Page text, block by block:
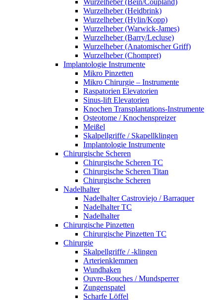
Wurzelheber (Bein/Coupland)
Wurzelheber (Heidbrink)
Wurzelheber (Hylin/Kopp)
Wurzelheber (Warwick-James)
Wurzelheber (Barry/Lecluse)
Wurzelheber (Anatomischer Griff)
Wurzelheber (Chompret)
Implantologie Instrumente
Mikro Pinzetten
Mikro Chirurgie – Instrumente
Raspatorien Elevatorien
Sinus-lift Elevatorien
Knochen Transplantations-Instrumente
Osteotome / Knochenspreizer
Meißel
Skalpellgriffe / Skapellklingen
Implantologie Instrumente
Chirurgische Scheren
Chirurgische Scheren TC
Chirurgische Scheren Titan
Chirurgische Scheren
Nadelhalter
Nadelhalter Castroviejo / Barraquer
Nadelhalter TC
Nadelhalter
Chirurgische Pinzetten
Chirurgische Pinzetten TC
Chirurgie
Skalpellgriffe / -klingen
Arterienklemmen
Wundhaken
Ouvre-Bouches / Mundsperrer
Zungenspatel
Scharfe Löffel